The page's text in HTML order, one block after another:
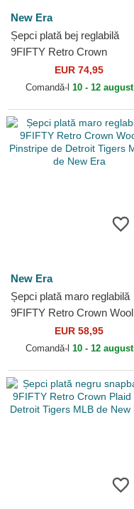
New Era
Șepci plată bej reglabilă
9FIFTY Retro Crown
Heritage de New York
Yankees MLB de New Era
EUR 74,95
Comandă-l 10 - 12 august
New Era
Șepci plată maro reglabilă
9FIFTY Retro Crown Wool
Pinstripe de Detroit Tigers
MLB de New Era
EUR 58,95
Comandă-l 10 - 12 august